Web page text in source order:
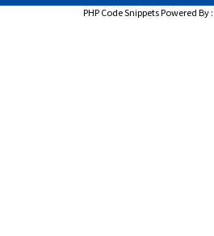
PHP Code SnippetsPowered By :